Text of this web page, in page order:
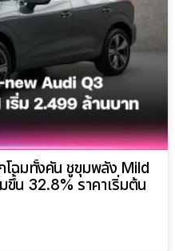
ฉมทั้งคัน ชูขุมพลัง Mild
ขึ้น 32.8% ราคาเริ่มต้น